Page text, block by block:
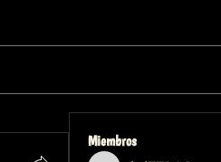
Miembros